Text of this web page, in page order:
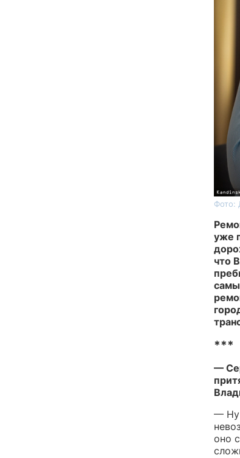
Фото:
уже
что
***
—
— Ну
оно